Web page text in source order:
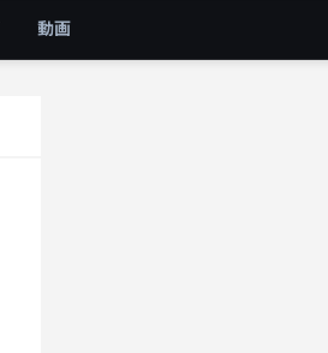
動画